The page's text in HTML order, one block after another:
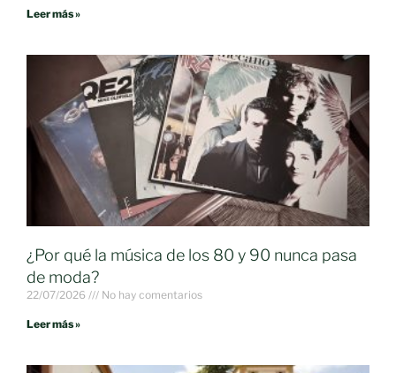
Leer más »
¿Por qué la música de los 80 y 90 nunca pasa
de moda?
22/07/2026 No hay comentarios
Leer más »